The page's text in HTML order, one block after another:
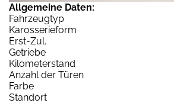
Allgemeine Daten:
Fahrzeugtyp
Karosserieform
Erst-Zul.
Getriebe
Kilometerstand
Anzahl der Türen
Farbe
Standort